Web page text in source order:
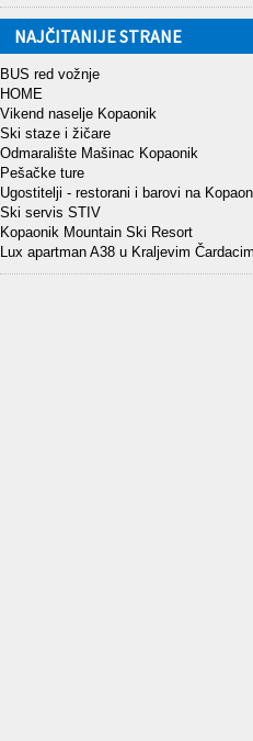
NAJČITANIJE STRANE
BUS red vožnje
HOME
Vikend naselje Kopaonik
Ski staze i žičare
Odmaralište Mašinac Kopaonik
Pešačke ture
Ugostitelji - restorani i barovi na
Ski servis STIV
Kopaonik Mountain Ski Resort
Lux apartman A38 u Kraljevim